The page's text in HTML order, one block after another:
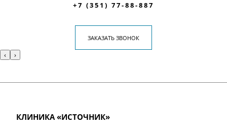
+7 (351) 77-88-887
ЗАКАЗАТЬ ЗВОНОК
‹ ›
КЛИНИКА «ИСТОЧНИК»